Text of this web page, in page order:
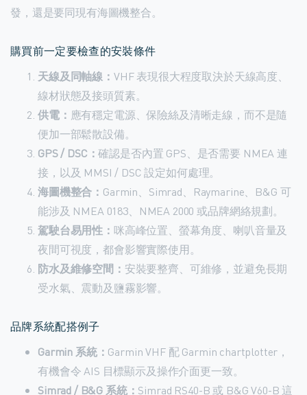
發，還是要同現有海圖機整合。
購買前一定要檢查的安裝條件
天線及同軸線： VHF 表現很大程度取決於天線高度、
線材狀態及接頭質素。
供電： 應有穩定電源、保險絲及清晰走線，而不是隨
便加一部鬆散設備。
GPS / DSC：確認是否內置 GPS、是否需要 NMEA 連
接，以及 MMSI / DSC 設定如何處理。
海圖機整合： Garmin、Simrad、Raymarine、B&G 可
能涉及 NMEA 0183、NMEA 2000 或品牌網絡規劃。
駕駛台易用性： 咪高峰位置、螢幕角度、喇叭音量及
夜間可視度，都會影響實際使用。
防水及維修空間： 安裝要整齊、可維修，並避免長期
受水氣、震動及鹽霧影響。
品牌系統配搭例子
Garmin 系統： Garmin VHF 配 Garmin chartplotter，
有機會令 AIS 目標顯示及操作介面更一致。
Simrad / B&G 系統： Simrad RS40-B 或 B&G V60-B 這